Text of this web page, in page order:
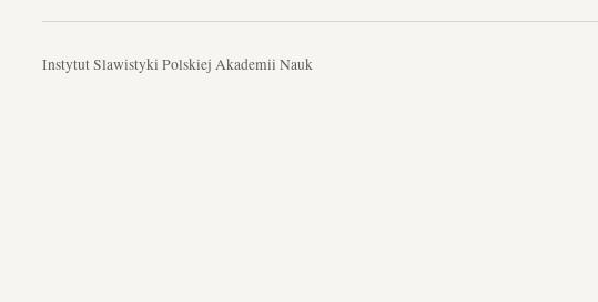
Instytut Slawistyki Polskiej Akademii Nauk